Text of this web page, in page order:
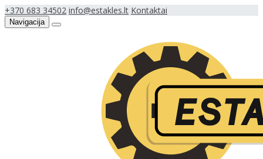
+370 683 34502 info@estakles.lt Kontaktai
Navigacija